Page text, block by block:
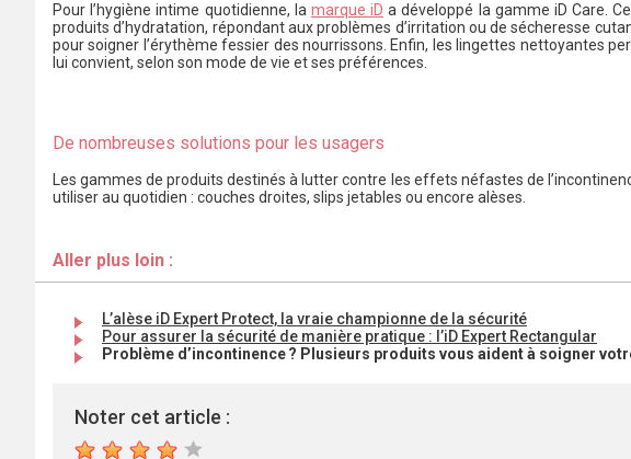
Pour l’hygiène intime quotidienne, la marque iD a développé la gamme iD Care.
produits d’hydratation, répondant aux problèmes d’irritation ou de sécheresse
pour soigner l’érythème fessier des nourrissons. Enfin, les lingettes nettoyantes
lui convient, selon son mode de vie et ses préférences.
De nombreuses solutions pour les usagers
Les gammes de produits destinés à lutter contre les effets néfastes de
utiliser au quotidien : couches droites, slips jetables ou encore alèses.
Aller plus loin :
L’alèse iD Expert Protect, la vraie championne de la sécurité
Pour assurer la sécurité de manière pratique : l’iD Expert Rectangular
Problème d’incontinence ? Plusieurs produits vous aident à soigner
Noter cet article :
1 2 3 4 5